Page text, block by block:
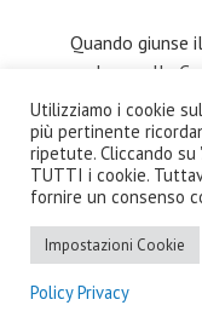
Quando giunse
parlasse alla
era in perfetta
giorno dopo
Ricorderò per
un millimetro
osservazioni
Utilizziamo i cookie
più pertinente
ripetute. Cliccando
TUTTI i cookie.
fornire un consenso
Impostazioni Cookie
Policy Privacy